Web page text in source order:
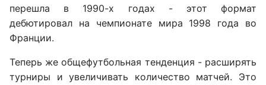
перешла в 1990-х годах - этот формат
дебютировал на чемпионате мира 1998 года во
Франции.
Теперь же общефутбольная тенденция - расширять
турниры и увеличивать количество матчей. Это